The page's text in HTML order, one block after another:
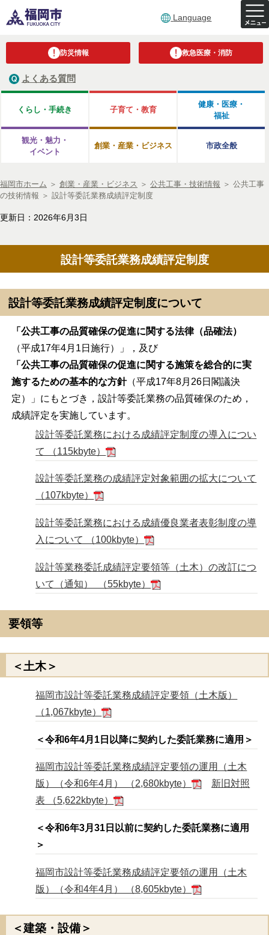
Language
防災情報 救急医療・消防
よくある質問
くらし・手続き 子育て・教育
健康・医療・
福祉
観光・魅力・
イベント
創業・産業・ビジネス 市政全般
福岡市ホーム ＞ 創業・産業・ビジネス ＞ 公共工事・技術情報 ＞ 公共工事
の技術情報 ＞ 設計等委託業務成績評定制度
更新日：2026年6月3日
設計等委託業務成績評定制度
設計等委託業務成績評定制度について
「公共工事の品質確保の促進に関する法律（品確法）
（平成17年4月1日施行）」，及び
「公共工事の品質確保の促進に関する施策を総合的に実
施するための基本的な方針（平成17年8月26日閣議決
定）」にもとづき，設計等委託業務の品質確保のため，
成績評定を実施しています。
設計等委託業務における成績評定制度の導入につい
て （115kbyte）
設計等委託業務の成績評定対象範囲の拡大について
（107kbyte）
設計等委託業務における成績優良業者表彰制度の導
入について （100kbyte）
設計等業務委託成績評定要領等（土木）の改訂につ
いて（通知） （55kbyte）
要領等
＜土木＞
福岡市設計等委託業務成績評定要領（土木版）
（1,067kbyte）
＜令和6年4月1日以降に契約した委託業務に適用＞
福岡市設計等委託業務成績評定要領の運用（土木
版）（令和6年4月） （2,680kbyte）
新旧対照
表 （5,622kbyte）
＜令和6年3月31日以前に契約した委託業務に適用
＞
福岡市設計等委託業務成績評定要領の運用（土木
版）（令和4年4月） （8,605kbyte）
＜建築・設備＞